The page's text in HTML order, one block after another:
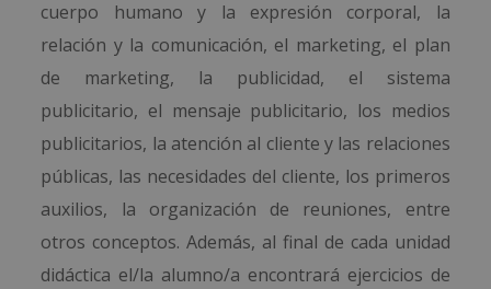
cuerpo humano y la expresión corporal, la
relación y la comunicación, el marketing, el plan
de marketing, la publicidad, el sistema
publicitario, el mensaje publicitario, los medios
publicitarios, la atención al cliente y las relaciones
públicas, las necesidades del cliente, los primeros
auxilios, la organización de reuniones, entre
otros conceptos. Además, al final de cada unidad
didáctica el/la alumno/a encontrará ejercicios de